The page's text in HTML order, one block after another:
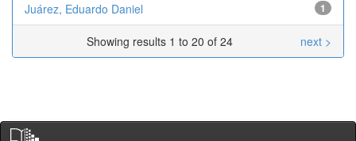
Juárez, Eduardo Daniel 1
Showing results 1 to 20 of 24 next >